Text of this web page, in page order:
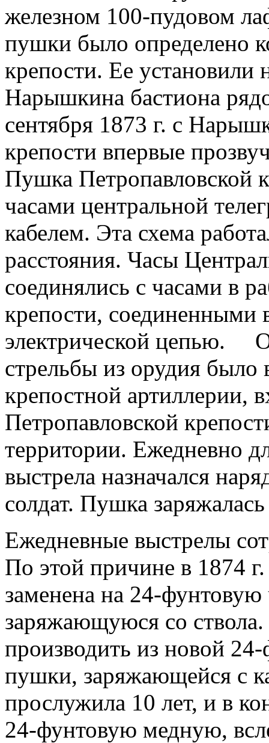
железном 100-пудовом
пушки было определено
крепости. Ее установили
Нарышкина бастиона
сентября 1873 г. с
крепости впервые
Пушка Петропавловской
часами центральной
кабелем. Эта схема
расстояния. Часы
соединялись с часами в
крепости, соединенными
электрической цепью.
стрельбы из орудия было
крепостной артиллерии,
Петропавловской
территории. Ежедневно
выстрела назначался
солдат. Пушка
Ежедневные выстрелы
По этой причине в 1874
заменена на 24-
заряжающуюся со
производить из новой
пушки, заряжающейся с
прослужила 10 лет, и в
24-фунтовую медную,